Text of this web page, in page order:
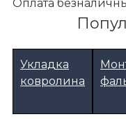
Оплата
Укладка
ковролина